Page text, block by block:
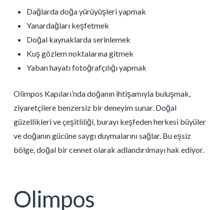
Dağlarda doğa yürüyüşleri yapmak
Yanardağları keşfetmek
Doğal kaynaklarda serinlemek
Kuş gözlem noktalarına gitmek
Yaban hayatı fotoğrafçılığı yapmak
Olimpos Kapıları’nda doğanın ihtişamıyla buluşmak,
ziyaretçilere benzersiz bir deneyim sunar. Doğal
güzellikleri ve çeşitliliği, burayı keşfeden herkesi büyüler
ve doğanın gücüne saygı duymalarını sağlar. Bu eşsiz
bölge, doğal bir cennet olarak adlandırılmayı hak ediyor.
Olimpos